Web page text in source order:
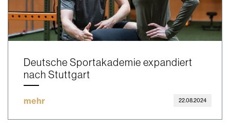
Deutsche Sportakademie expandiert
nach Stuttgart
mehr 22.08.2024